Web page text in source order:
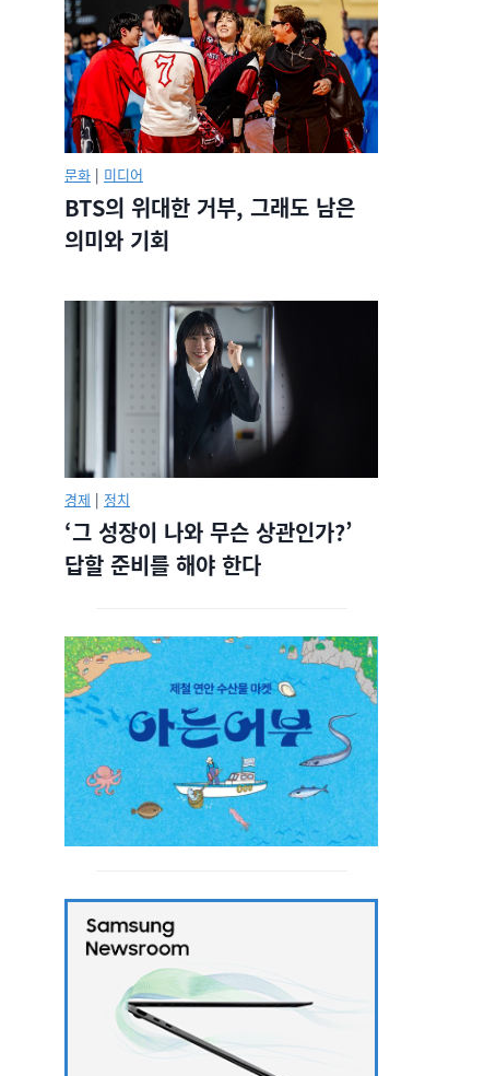
문화 | 미디어
BTS의 위대한 거부, 그래도 남은
의미와 기회
경제 | 정치
‘그 성장이 나와 무슨 상관인가?’
답할 준비를 해야 한다